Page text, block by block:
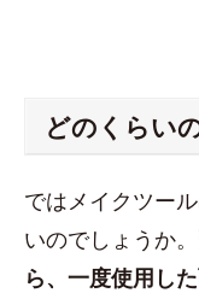
どのくらい
ではメイクツー
いのでしょうか。
ら、一度使用し